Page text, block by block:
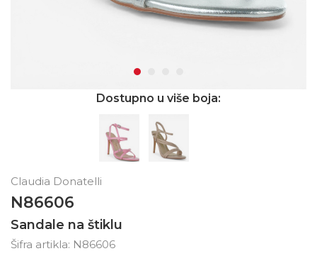
Dostupno u više boja:
Claudia Donatelli
N86606
Sandale na štiklu
Šifra artikla: N86606